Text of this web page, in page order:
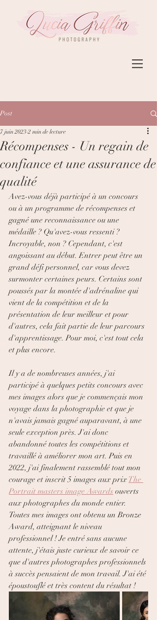
Post
Récompenses - Un regain de
confiance et une assurance de
qualité
7 juin 2023 2 min de lecture
Avez-vous déjà participé à un concours
ou à un programme de récompenses et
gagné une reconnaissance ou une
médaille ? Qu'avez-vous ressenti ?
Incroyable, non ? Cependant, c'est
angoissant au début. Entrer peut être un
grand défi personnel, car vous devez
surmonter certaines peurs. Certains sont
poussés par la montée d'adrénaline qui
vient de la compétition et de la
présentation de leur meilleur et pour
d'autres, cela fait partie de leur parcours
d'apprentissage. Pour moi, c'est tout cela
et plus encore.
Il y a de nombreuses années, j'ai
participé à quelques petits concours avec
mes images alors que je commençais mon
voyage dans la photographie et que je
n'avais jamais gagné auparavant, à une
seule exception près. J'ai donc
abandonné toutes les compétitions et
travaillé à améliorer mon art. Puis en
2022, j'ai finalement rassemblé tout mon
courage et inscrit 5 images aux prix The
Portrait masters image Awards ouverts
aux photographes du monde entier.
Toutes mes images ont obtenu un Bronze
Award, atteignant le niveau
professionnel ! Je entré sans aucune
attente, j'étais juste curieux de savoir ce
que d'autres photographes professionnels
à succès pensaient de mon travail. J'ai été
époustouflé et très content du résultat !